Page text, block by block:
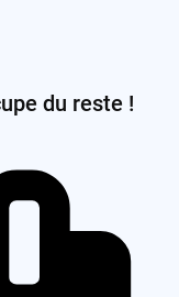
du reste !